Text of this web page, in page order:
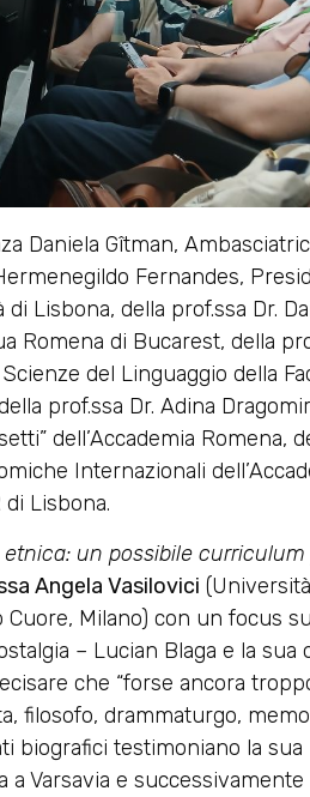
Daniela Gîtman,
Fernandes,
Lisbona, della prof.ssa Dr.
Romena di Bucarest, della
del Linguaggio della
prof.ssa Dr. Adina
dell’Accademia Romena,
Internazionali
di Lisbona.
un possibile curriculum
Angela Vasilovici (Università
Milano) con un focus
– Lucian Blaga e la sua
che “forse ancora
filosofo, drammaturgo,
biografici testimoniano la sua
a Varsavia e successivamente